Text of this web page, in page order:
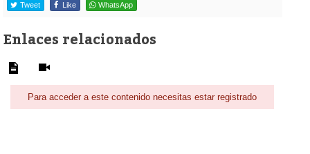
Tweet Like WhatsApp
Enlaces relacionados
Para acceder a este contenido necesitas estar registrado